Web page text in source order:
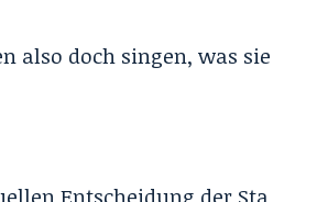
also doch singen, was sie